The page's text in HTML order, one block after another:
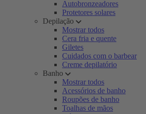
Autobronzeadores
Protetores solares
Depilação
Mostrar todos
Cera fria e quente
Giletes
Cuidados com o barbear
Creme depilatório
Banho
Mostrar todos
Acessórios de banho
Roupões de banho
Toalhas de mãos